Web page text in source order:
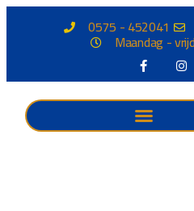
0575 - 452041
Maandag -